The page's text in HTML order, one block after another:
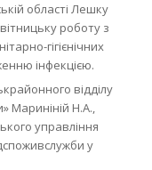
області Лешку
роботу з
гігієнічних
інфекцією.
відділу
Мариніній Н.А.,
управління
у